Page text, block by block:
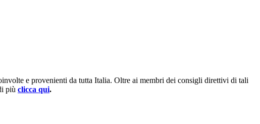
e provenienti da tutta Italia. Oltre ai membri dei consigli direttivi di tali
più clicca qui.